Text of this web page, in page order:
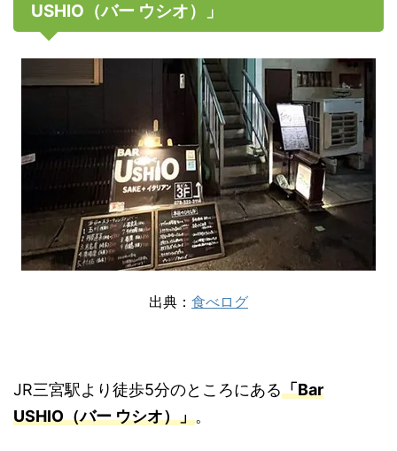
USHIO（バー ウシオ）」
出典： 食べログ
JR三宮駅より徒歩5分のところにある「Bar
USHIO（バー ウシオ）」。